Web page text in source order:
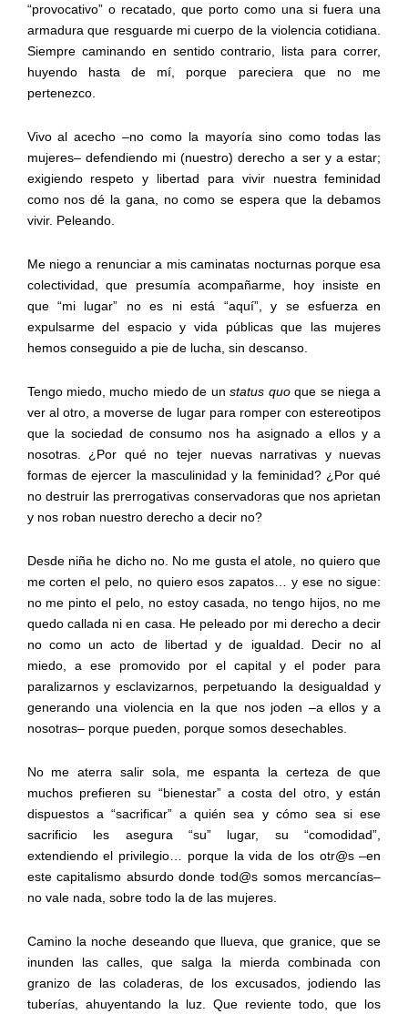
“provocativo” o recatado, que porto como una si fuera una
armadura que resguarde mi cuerpo de la violencia cotidiana.
Siempre caminando en sentido contrario, lista para correr,
huyendo hasta de mí, porque pareciera que no me
pertenezco.
Vivo al acecho –no como la mayoría sino como todas las
mujeres– defendiendo mi (nuestro) derecho a ser y a estar;
exigiendo respeto y libertad para vivir nuestra feminidad
como nos dé la gana, no como se espera que la debamos
vivir. Peleando.
Me niego a renunciar a mis caminatas nocturnas porque esa
colectividad, que presumía acompañarme, hoy insiste en
que “mi lugar” no es ni está “aquí”, y se esfuerza en
expulsarme del espacio y vida públicas que las mujeres
hemos conseguido a pie de lucha, sin descanso.
Tengo miedo, mucho miedo de unstatus quoque se niega a
ver al otro, a moverse de lugar para romper con estereotipos
que la sociedad de consumo nos ha asignado a ellos y a
nosotras.
¿Por qué no tejer nuevas narrativas y nuevas
formas de ejercer la masculinidad y la feminidad?¿Por qué
no destruir las prerrogativas conservadoras que nos aprietan
y nos roban nuestro derecho a decir no?
Desde niña he dicho no. No me gusta el atole, no quiero que
me corten el pelo, no quiero esos zapatos… y ese no sigue:
no me pinto el pelo, no estoy casada, no tengo hijos, no me
quedo callada ni en casa. He peleado por mi derecho a decir
no como un acto de libertad y de igualdad. Decir no al
miedo, a ese promovido por el capital y el poder para
paralizarnos y esclavizarnos, perpetuando la desigualdad y
generando una violencia en la que nos joden –a ellos y a
nosotras– porque pueden, porque somos desechables.
No me aterra salir sola, me espanta la certeza de que
muchos prefieren su “bienestar” a costa del otro, y están
dispuestos a “sacrificar” a quién sea y cómo sea si ese
sacrificio les asegura “su” lugar, su “comodidad”,
extendiendo el privilegio… porque la vida de los otr@s–en
este capitalismo absurdo donde tod@s somos mercancías–
no vale nada, sobre todo la de las mujeres.
Camino la noche deseando que llueva, que granice, que se
inunden las calles, que salga la mierda combinada con
granizo de las coladeras, de los excusados, jodiendo las
tuberías, ahuyentando la luz. Que reviente todo, que los